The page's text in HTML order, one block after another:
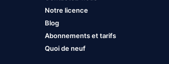
Notre licence
Blog
Abonnements et tarifs
Quoi de neuf